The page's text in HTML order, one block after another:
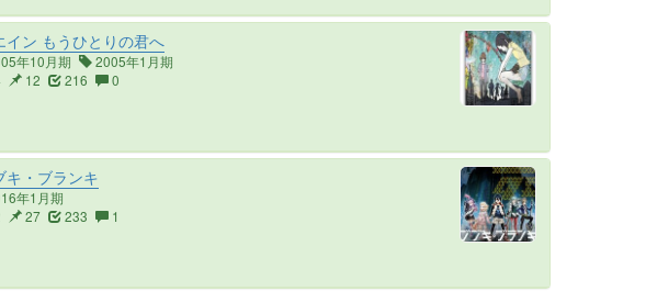
ン もうひとりの君へ
年10月期
2005年1月期
12 216 0
・ブランキ
年1月期
27 233 1